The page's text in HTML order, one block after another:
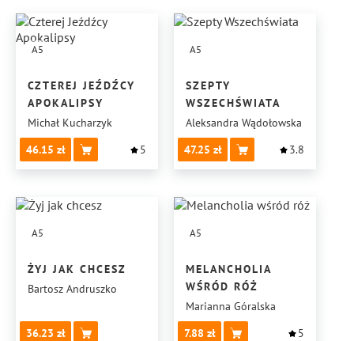
A5
CZTEREJ JEŹDŹCY
APOKALIPSY
Michał Kucharzyk
46.15
5
A5
SZEPTY
WSZECHŚWIATA
Aleksandra Wądołowska
47.25
3.8
A5
ŻYJ JAK CHCESZ
Bartosz Andruszko
36.23
A5
MELANCHOLIA
WŚRÓD RÓŻ
Marianna Góralska
7.88
5